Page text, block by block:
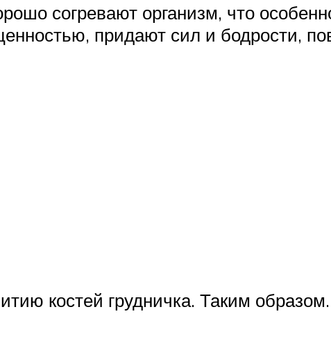
согревают организм, что
придают сил и бодрости,
костей грудничка. Таким